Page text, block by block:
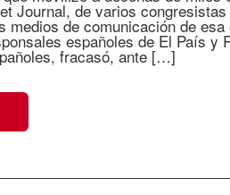
Journal, de varios
medios de comunicación de
españoles de El País y
fracasó, ante […]